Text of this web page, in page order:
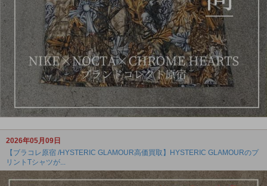
2026年05月09日
【ブラコレ原宿 /HYSTERIC GLAMOUR高価買取】HYSTERIC GLAMOURのプ
リントTシャツが...